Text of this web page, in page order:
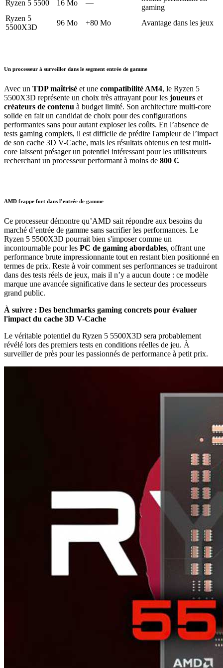
Ryzen 5 5500
16 Mo —
gaming
Ryzen 5
5500X3D
96 Mo +80 Mo Avantage dans les jeux
Un processeur à surveiller dans le segment entrée de gamme
Avec un TDP maîtrisé et une compatibilité AM4, le Ryzen 5
5500X3D représente un choix très attrayant pour les joueurs et
créateurs de contenu à budget limité. Son architecture multi-core
solide en fait un candidat de choix pour des configurations
performantes sans pour autant exploser les coûts. En l’absence de
tests gaming complets, il est difficile de prédire l'ampleur de l’impact
de son cache 3D V-Cache, mais les résultats obtenus en test multi-
core laissent présager un potentiel intéressant pour les utilisateurs
recherchant un processeur performant à moins de 800 €.
AMD frappe fort dans l’entrée de gamme
Ce processeur démontre qu’AMD sait répondre aux besoins du
marché d’entrée de gamme sans sacrifier les performances. Le
Ryzen 5 5500X3D pourrait bien s'imposer comme un
incontournable pour les PC de gaming abordables, offrant une
performance brute impressionnante tout en restant bien positionné en
termes de prix. Reste à voir comment ses performances se traduiront
dans des tests réels de jeux, mais il n’y a aucun doute : ce modèle
marque une avancée significative dans le secteur des processeurs
grand public.
À suivre : Des benchmarks gaming concrets pour évaluer
l'impact du cache 3D V-Cache
Le véritable potentiel du Ryzen 5 5500X3D sera probablement
révélé lors des premiers tests en conditions réelles de jeu. À
surveiller de près pour les passionnés de performance à petit prix.